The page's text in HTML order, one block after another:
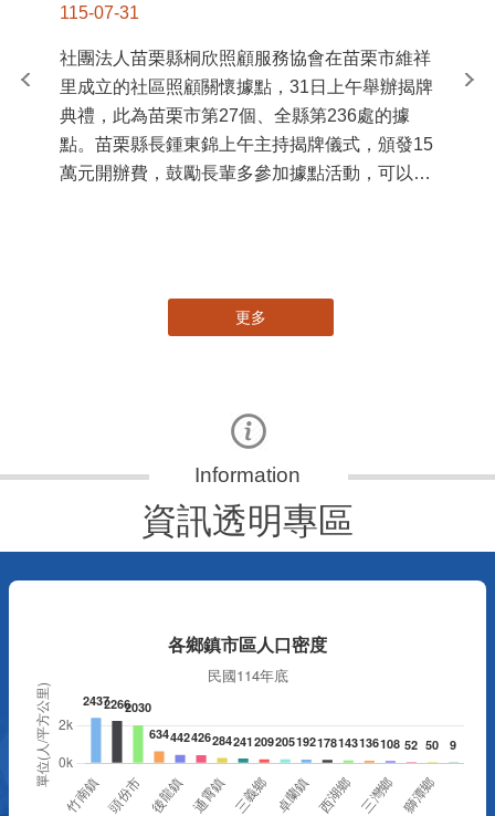
115-07-31
社團法人苗栗縣桐欣照顧服務協會在苗栗市維祥
里成立的社區照顧關懷據點，31日上午舉辦揭牌
典禮，此為苗栗市第27個、全縣第236處的據
點。苗栗縣長鍾東錦上午主持揭牌儀式，頒發15
萬元開辦費，鼓勵長輩多參加據點活動，可以更
苗
更多
資訊透明專區